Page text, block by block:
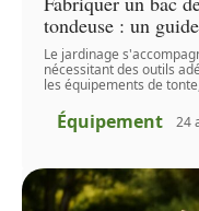
tondeuse : un guide
Le jardinage
nécessitant des outils
les équipements de
Équipement 24